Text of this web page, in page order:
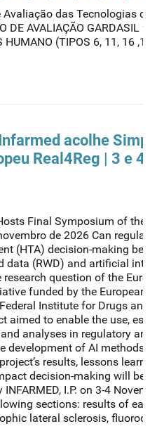
Avaliação das Tecnologias de
DE AVALIAÇÃO GARDASIL 9
HUMANO (TIPOS 6, 11, 16 ,18,
acolhe
Real4Reg | 3 e 4
Final Symposium of the
de 2026 Can
(HTA) decision-making be
data (RWD) and artificial
question of the
funded by the European
Institute for Drugs and
aimed to enable the use,
analyses in regulatory and
development of AI methods.
results, lessons learnt,
decision-making will be
I.P. on 3-4
sections: results of
lateral sclerosis,